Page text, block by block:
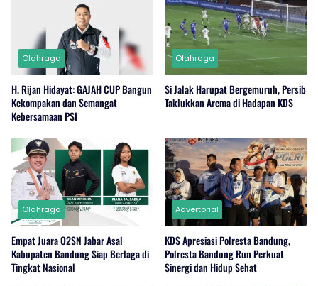
Olahraga
H. Rijan Hidayat: GAJAH CUP Bangun
Kekompakan dan Semangat
Kebersamaan PSI
Olahraga
Si Jalak Harupat Bergemuruh, Persib
Taklukkan Arema di Hadapan KDS
Olahraga
Empat Juara O2SN Jabar Asal
Kabupaten Bandung Siap Berlaga di
Tingkat Nasional
Advertorial
KDS Apresiasi Polresta Bandung,
Polresta Bandung Run Perkuat
Sinergi dan Hidup Sehat